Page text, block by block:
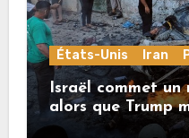
États-Unis Iran
Israël commet un
alors que Trump
«décapitation»